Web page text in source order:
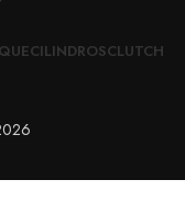
CILINDROSCLUTCH